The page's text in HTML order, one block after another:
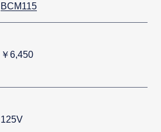
BCM115
￥6,450
125V